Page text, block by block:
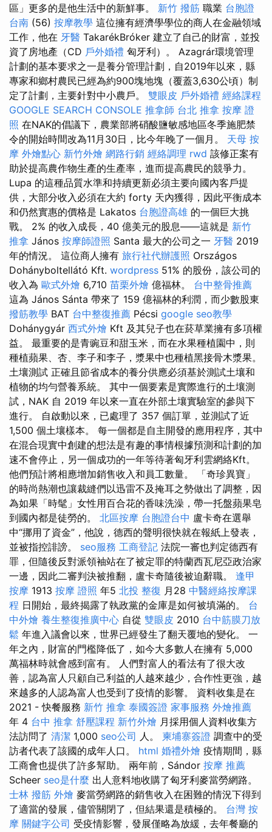
區」更多的是他生活中的新鮮事。 新竹 撥筋 職業 台胞證
台南 (56) 按摩教學 這位擁有經濟學學位的商人在金融領域
工作，他在 牙醫 TakarékBróker 建立了自己的財富，並投
資了房地產（CD 戶外婚禮 匈牙利）。 Azagrár環境管理
計劃的基本要求之一是養分管理計劃，自2019年以來，縣
專家和鄉村農民已經為約900塊地塊（覆蓋3,630公頃）制
定了計劃，主要針對中小農戶。 雙眼皮 戶外婚禮 經絡課程
GOOGLE SEARCH CONSOLE 推拿師 台北 推拿 按摩 證
照 在NAK的倡議下，農業部將硝酸鹽敏感地區冬季施肥禁
令的開始時間改為11月30日，比今年晚了一個月。 天母 按
摩 外燴點心 新竹外燴 網路行銷 經絡調理 rwd 該修正案有
助於提高農作物生產的生產率，進而提高農民的競爭力。
Lupa 的這種品質水準和持續更新必須主要向國內客戶提
供，大部分收入必須在大約 forty 天內獲得，因此平衡成本
和仍然實惠的價格是 Lakatos 台胞證高雄 的一個巨大挑
戰。 2% 的收入成長，40 億美元的股息——這就是 新竹
推拿 János 按摩師證照 Santa 最大的公司之一 牙醫 2019
年的情況。 這位商人擁有 旅行社代辦護照 Országos
Dohányboltellátó Kft. wordpress 51% 的股份，該公司的
收入為 歐式外燴 6,710 苗栗外燴 億福林。 台中整骨推薦
這為 János Sánta 帶來了 159 億福林的利潤，而少數股東
撥筋教學 BAT 台中整復推薦 Pécsi google seo教學
Dohánygyár 西式外燴 Kft 及其兒子也在菸草業擁有多項權
益。 最重要的是青豌豆和甜玉米，而在水果種植園中，則
種植蘋果、杏、李子和李子，漿果中也種植黑接骨木漿果。
土壤測試 正確且節省成本的養分供應必須基於測試土壤和
植物的均勻營養系統。 其中一個要素是實際進行的土壤測
試，NAK 自 2019 年以來一直在外部土壤實驗室的參與下
進行。 自啟動以來，已處理了 357 個訂單，並測試了近
1,500 個土壤樣本。 每一個都是自主開發的應用程序，其中
在混合現實中創建的想法是有趣的事情根據預測和計劃的加
速不會停止，另一個成功的一年等待著匈牙利雲網絡Kft。
他們預計將相應增加銷售收入和員工數量。 「奇珍異寶」
的時尚熱潮也讓裁縫們以迅雷不及掩耳之勢做出了調整，因
為如果「時髦」女性用百合花的香味洗澡，帶一托盤蘋果皂
到國內都是徒勞的。 北區按摩 台胞證台中 盧卡奇在選舉
中“挪用了資金”，他說，德西的聲明很快就在報紙上發表，
並被指控誹謗。 seo服務 工商登記 法院一審也判定德西有
罪，但隨後反對派領袖站在了被定罪的特蘭西瓦尼亞政治家
一邊，因此二審判決被推翻，盧卡奇隨後被迫辭職。 逢甲
按摩 1913 按摩 證照 年5 北投 整復 月28 中醫經絡按摩課
程 日開始，最終揭露了執政黨的金庫是如何被填滿的。 台
中外燴 養生整復推廣中心 自從 雙眼皮 2010 台中筋膜刀放
鬆 年進入議會以來，世界已經發生了翻天覆地的變化。 一
年之內，財富的門檻降低了，如今大多數人在擁有 5,000
萬福林時就會感到富有。 人們對富人的看法有了很大改
善，認為富人只顧自己利益的人越來越少，合作性更強，越
來越多的人認為富人也受到了疫情的影響。 資料收集是在
2021 - 快餐服務 新竹 推拿 泰國簽證 家事服務 外燴推薦
年 4 台中 推拿 舒壓課程 新竹外燴 月採用個人資料收集方
法訪問了 清潔 1,000 seo公司 人。 柬埔寨簽證 調查中的受
訪者代表了該國的成年人口。 html 婚禮外燴 疫情期間，縣
工商會也提供了許多幫助。 兩年前，Sándor 按摩 推薦
Scheer seo是什麼 出人意料地收購了匈牙利麥當勞網路。
士林 撥筋 外燴 麥當勞網路的銷售收入在困難的情況下得到
了適當的發展，儘管關閉了，但結果還是積極的。 台灣 按
摩 關鍵字公司 受疫情影響，發展僅略為放緩，去年餐廳的